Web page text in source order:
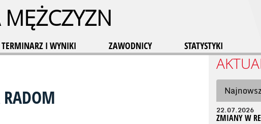
TERMINARZ I WYNIKI ZAWODNICY STATYSTYKI
RADOM
22.07.2026
ZMIANY W